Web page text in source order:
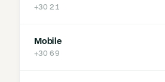
+30 21
Mobile
+30 69